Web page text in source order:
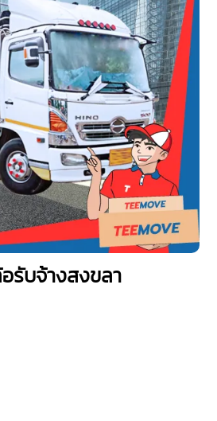
รับจ้างสงขลา